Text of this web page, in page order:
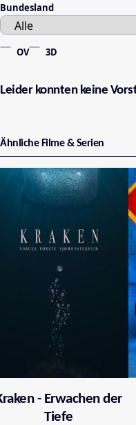
Bundesland
OV 3D
Leider konnten keine
Ähnliche Filme & Serien
- Erwachen der
Tiefe